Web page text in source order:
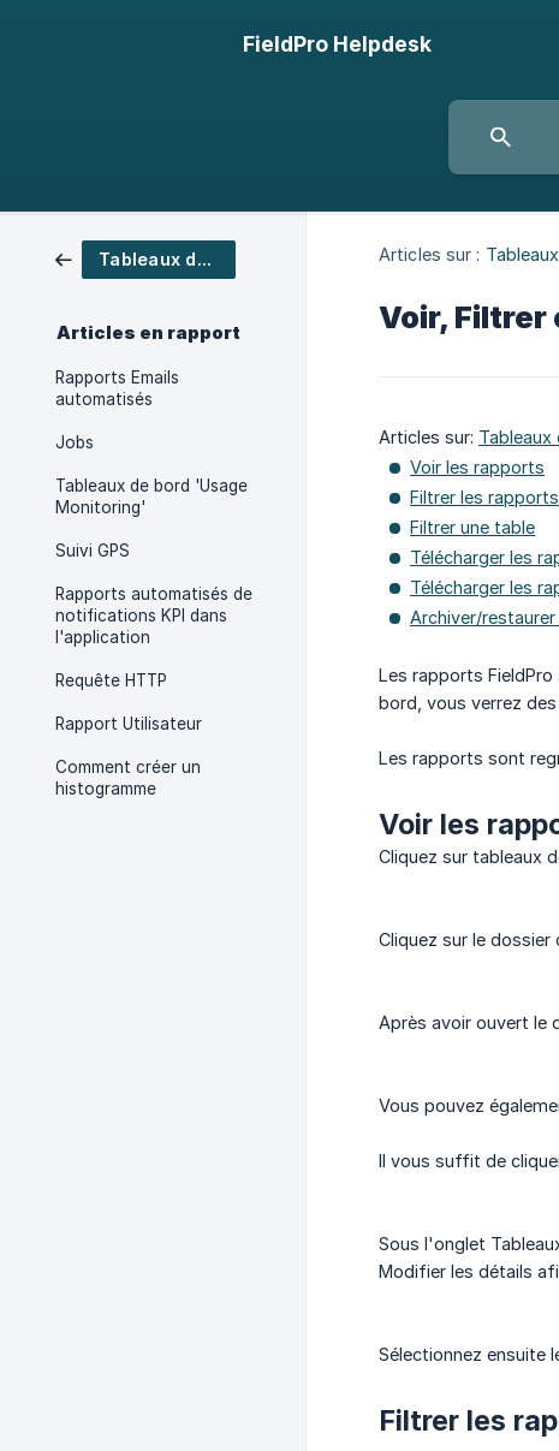
FieldPro Helpdesk
Tableaux de bord
Articles en rapport
Rapports Emails
automatisés
Jobs
Tableaux de bord 'Usage
Monitoring'
Suivi GPS
Rapports automatisés de
notifications KPI dans
l'application
Requête HTTP
Rapport Utilisateur
Comment créer un
histogramme
Articles sur :
Voir, Filtrer
Articles sur: Tableaux
Voir les rapports
Filtrer les rapports
Filtrer une table
Télécharger les
Télécharger les
Archiver/
Les rapports
bord, vous verrez
Les rapports sont
Voir les
Cliquez sur tableaux
Cliquez sur le
Après avoir ouvert le
Vous pouvez
Il vous suffit de
Sous l'onglet
Modifier les détails
Sélectionnez ensuite
Filtrer les